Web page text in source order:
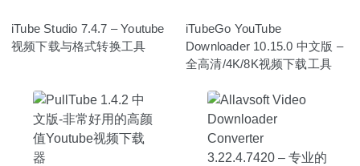
iTube Studio 7.4.7 – Youtube
视频下载与格式转换工具
iTubeGo YouTube
Downloader 10.15.0 中文版 –
全高清/4K/8K视频下载工具